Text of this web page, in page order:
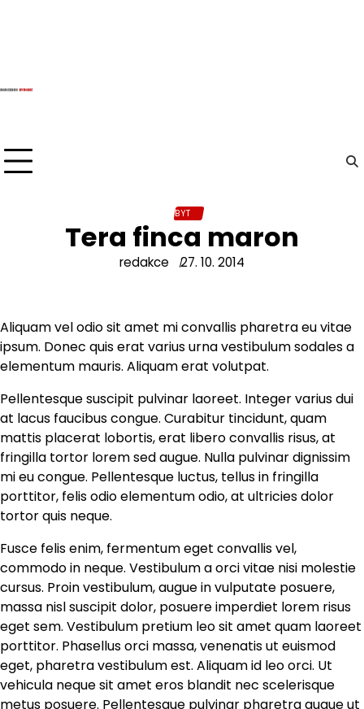
BYT
Tera finca maron
redakce 27. 10. 2014
Aliquam vel odio sit amet mi convallis pharetra eu vitae
ipsum. Donec quis erat varius urna vestibulum sodales a
elementum mauris. Aliquam erat volutpat.
Pellentesque suscipit pulvinar laoreet. Integer varius dui
at lacus faucibus congue. Curabitur tincidunt, quam
mattis placerat lobortis, erat libero convallis risus, at
fringilla tortor lorem sed augue. Nulla pulvinar dignissim
mi eu congue. Pellentesque luctus, tellus in fringilla
porttitor, felis odio elementum odio, at ultricies dolor
tortor quis neque.
Fusce felis enim, fermentum eget convallis vel,
commodo in neque. Vestibulum a orci vitae nisi molestie
cursus. Proin vestibulum, augue in vulputate posuere,
massa nisl suscipit dolor, posuere imperdiet lorem risus
eget sem. Vestibulum pretium leo sit amet quam laoreet
porttitor. Phasellus orci massa, venenatis ut euismod
eget, pharetra vestibulum est. Aliquam id leo orci. Ut
vehicula neque sit amet eros blandit nec scelerisque
metus posuere. Pellentesque pulvinar pharetra augue ut